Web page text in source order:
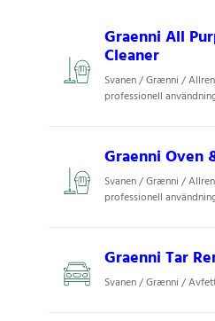
Graenni All
Cleaner
Svanen / Grænni /
professionell
Graenni Oven
Svanen / Grænni /
professionell
Graenni Tar
Svanen / Grænni /